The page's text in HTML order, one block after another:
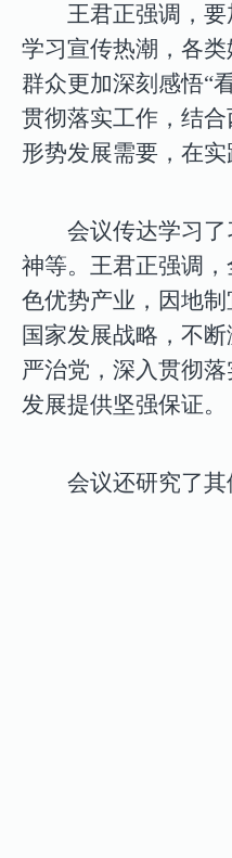
王君正强调，
学习宣传热潮， 各类
群众更加深刻感悟“
贯彻落实工作， 结合
形势发展需要，在
会议传达学习
神等。王君正强调
色优势产业，因地
国家发展战略，不
严治党， 深入贯彻
发展提供坚强保证。
会议还研究了其